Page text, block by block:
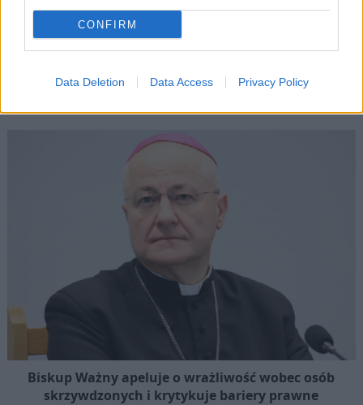
CONFIRM
Data Deletion Data Access Privacy Policy
Przewodniczący KEP na temat przygotowań do wizyty
Biskup Ważny apeluje o wrażliwość wobec osób
skrzywdzonych i krytykuje bariery prawne